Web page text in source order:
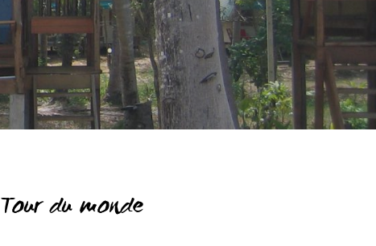
Tour du monde